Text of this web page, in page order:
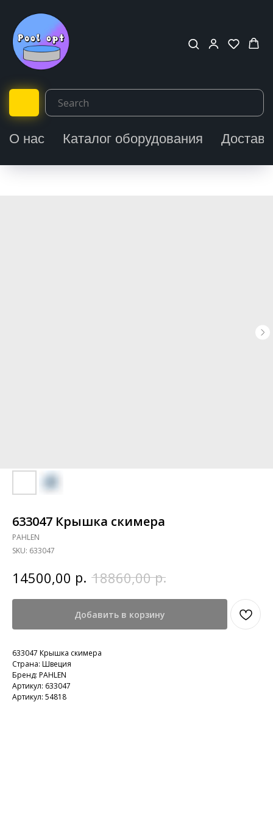
О нас Каталог оборудования
633047 Крышка скимера
PAHLEN
SKU: 633047
14500,00 р. 18860,00 р.
Добавить в корзину
633047 Крышка скимера
Страна: Швеция
Бренд: PAHLEN
Артикул: 633047
Артикул: 54818